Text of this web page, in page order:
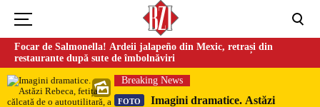
Focar de Salmonella! Ardeii jalapeño din Mexic, retrași din
restaurante după sute de îmbolnăviri
Breaking News
FOTO
Imagini dramatice. Astăzi